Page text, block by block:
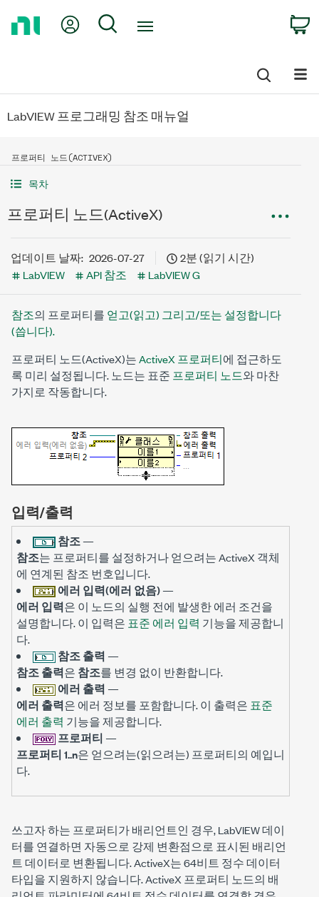
My Account
Search
LabVIEW 프로그래밍 참조 매뉴얼
프로퍼티 노드(ACTIVEX)
목차
프로퍼티 노드(ActiveX)
업데이트 날짜: 2026-07-27
2분 (읽기 시간)
LabVIEW
API 참조 LabVIEW G
참조의 프로퍼티를 얻고(읽고) 그리고/또는 설정합니다
(씁니다).
프로퍼티 노드(ActiveX)는ActiveX 프로퍼티에 접근하도
록 미리 설정됩니다. 노드는 표준 프로퍼티 노드와 마찬
가지로 작동합니다.
입력/출력
참조 —
참조는 프로퍼티를 설정하거나 얻으려는 ActiveX 객체
에 연계된 참조 번호입니다.
에러 입력(에러 없음)—
에러 입력은 이 노드의 실행 전에 발생한 에러 조건을
설명합니다. 이 입력은 표준 에러 입력 기능을 제공합니
다.
참조 출력 —
참조 출력은 참조를 변경 없이 반환합니다.
에러 출력 —
에러 출력은 에러 정보를 포함합니다. 이 출력은 표준
에러 출력 기능을 제공합니다.
프로퍼티 —
프로퍼티 1..n은 얻으려는(읽으려는) 프로퍼티의 예입니
다.
쓰고자 하는 프로퍼티가 배리언트인 경우, LabVIEW 데이
터를 연결하면 자동으로 강제 변환점으로 표시된 배리언
트 데이터로 변환됩니다. ActiveX는 64비트 정수 데이터
타입을 지원하지 않습니다. ActiveX 프로퍼티 노드의 배